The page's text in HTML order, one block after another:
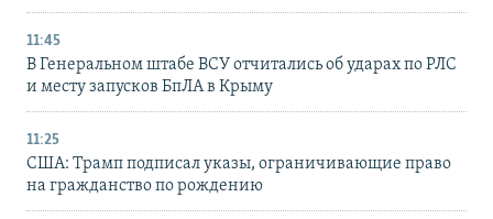
11:45
В Генеральном штабе ВСУ отчитались об ударах по РЛС
и месту запусков БпЛА в Крыму
11:25
США: Трамп подписал указы, ограничивающие право
на гражданство по рождению